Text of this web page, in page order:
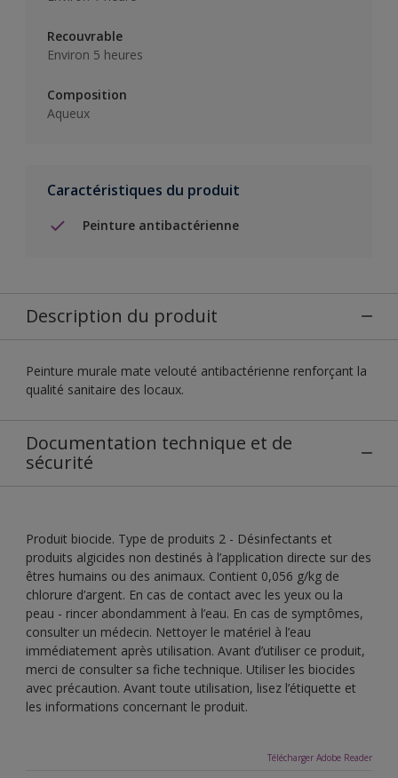
Recouvrable
Environ 5 heures
Composition
Aqueux
Caractéristiques du produit
Peinture antibactérienne
Description du produit
Peinture murale mate velouté antibactérienne renforçant la
qualité sanitaire des locaux.
Documentation technique et de
sécurité
Produit biocide. Type de produits 2 - Désinfectants et
produits algicides non destinés à l’application directe sur des
êtres humains ou des animaux. Contient 0,056 g/kg de
chlorure d’argent. En cas de contact avec les yeux ou la
peau - rincer abondamment à l’eau. En cas de symptômes,
consulter un médecin. Nettoyer le matériel à l’eau
immédiatement après utilisation. Avant d’utiliser ce produit,
merci de consulter sa fiche technique. Utiliser les biocides
avec précaution. Avant toute utilisation, lisez l’étiquette et
les informations concernant le produit.
Télécharger Adobe Reader